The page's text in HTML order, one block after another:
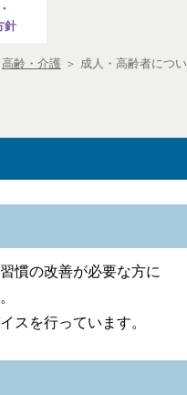
針
高齢・介護 ＞ 成人・高齢者につい
慣の改善が必要な方に
スを行っています。